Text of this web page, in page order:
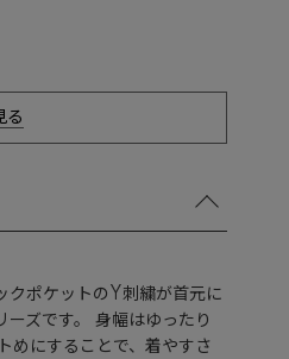
る
ポケットのY刺繍が首元に
ズです。 身幅はゆったり
めにすることで、着やすさ